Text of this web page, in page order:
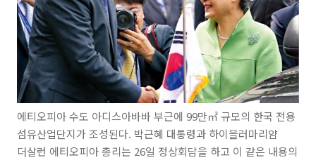
에티오피아 수도 아디스아바바 부근에 99만㎡ 규모의 한국 전용
섬유산업단지가 조성된다. 박근혜 대통령과 하이을러마리얌
더살런 에티오피아 총리는 26일 정상회담을 하고 이 같은 내용의